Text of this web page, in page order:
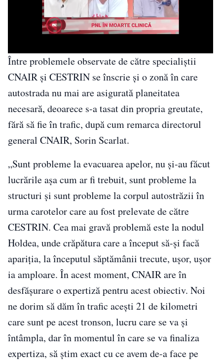
Între problemele observate de către specialiştii
CNAIR şi CESTRIN se înscrie şi o zonă în care
autostrada nu mai are asigurată planeitatea
necesară, deoarece s-a tasat din propria greutate,
fără să fie în trafic, după cum remarca directorul
general CNAIR, Sorin Scarlat.
„Sunt probleme la evacuarea apelor, nu şi-au făcut
lucrările aşa cum ar fi trebuit, sunt probleme la
structuri şi sunt probleme la corpul autostrăzii în
urma carotelor care au fost prelevate de către
CESTRIN. Cea mai gravă problemă este la nodul
Holdea, unde crăpătura care a început să-şi facă
apariţia, la începutul săptămânii trecute, uşor, uşor
ia amploare. În acest moment, CNAIR are în
desfăşurare o expertiză pentru acest obiectiv. Noi
ne dorim să dăm în trafic aceşti 21 de kilometri
care sunt pe acest tronson, lucru care se va şi
întâmpla, dar în momentul în care se va finaliza
expertiza, să ştim exact cu ce avem de-a face pe